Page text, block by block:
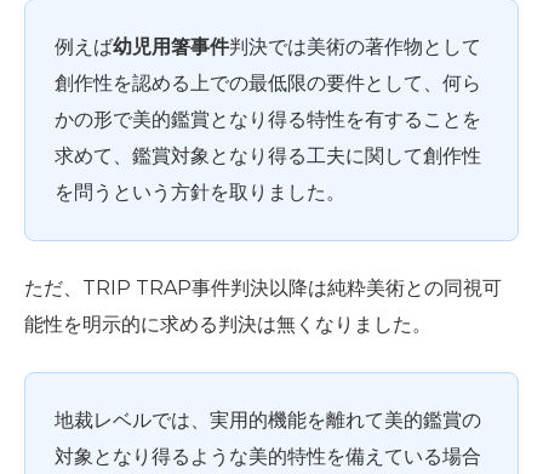
例えば幼児用箸事件判決では美術の著作物として
創作性を認める上での最低限の要件として、何ら
かの形で美的鑑賞となり得る特性を有することを
求めて、鑑賞対象となり得る工夫に関して創作性
を問うという方針を取りました。
ただ、TRIP TRAP事件判決以降は純粋美術との同視可
能性を明示的に求める判決は無くなりました。
地裁レベルでは、実用的機能を離れて美的鑑賞の
対象となり得るような美的特性を備えている場合